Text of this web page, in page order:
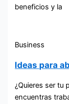
beneficios y la
Business
Ideas para
¿Quieres ser tu
encuentras